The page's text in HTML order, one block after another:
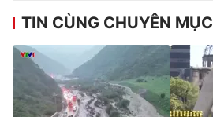
TIN CÙNG CHUYÊN MỤC